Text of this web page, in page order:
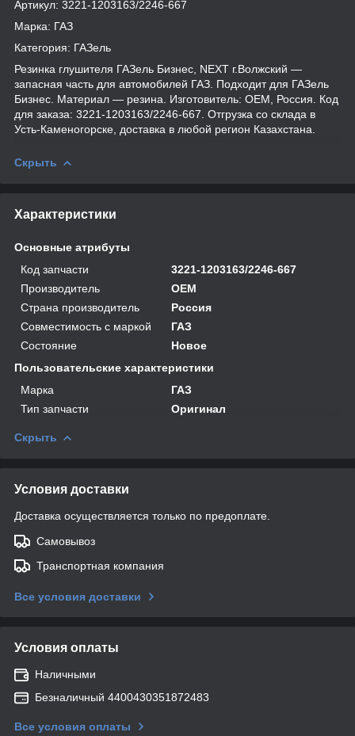
Артикул: 3221-1203163/2246-667
Марка: ГАЗ
Категория: ГАЗель
Резинка глушителя ГАЗель Бизнес, NEXT г.Волжский —
запасная часть для автомобилей ГАЗ. Подходит для ГАЗель
Бизнес. Материал — резина. Изготовитель: OEM, Россия. Код
для заказа: 3221-1203163/2246-667. Отгрузка со склада в
Усть-Каменогорске, доставка в любой регион Казахстана.
Скрыть
Характеристики
Основные атрибуты
Код запчасти
3221-1203163/2246-667
Производитель
OEM
Страна производитель
Россия
Совместимость с маркой
ГАЗ
Состояние
Новое
Пользовательские характеристики
Марка
ГАЗ
Тип запчасти
Оригинал
Скрыть
Условия доставки
Доставка осуществляется только по предоплате.
Самовывоз
Транспортная компания
Все условия доставки
Условия оплаты
Наличными
Безналичный 4400430351872483
Все условия оплаты